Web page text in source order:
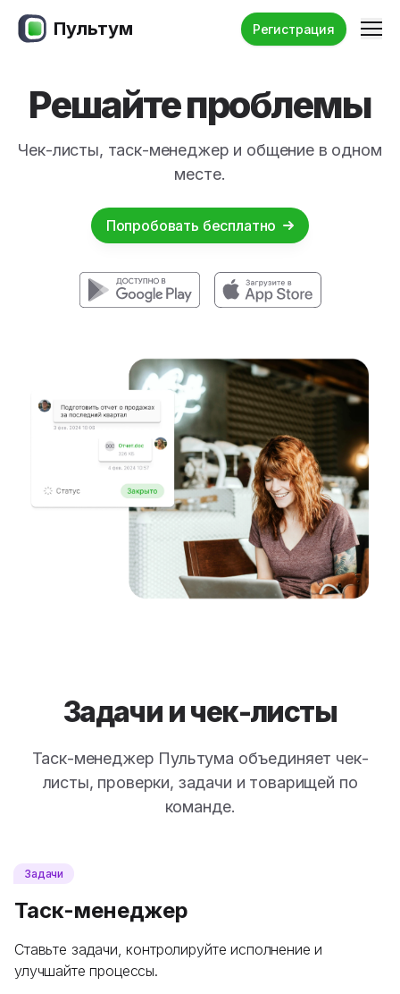
Пультум Регистрация
Решайте проблемы
Чек-листы, таск-менеджер и общение в одном
месте.
Попробовать бесплатно
Задачи и чек-листы
Таск-менеджер Пультума объединяет чек-
листы, проверки, задачи и товарищей по
команде.
Задачи
Таск-менеджер
Ставьте задачи, контролируйте исполнение и
улучшайте процессы.